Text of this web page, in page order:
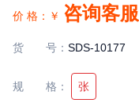
价 格： ￥ 咨询客服
货号 ： SDS-10177
规格 ： 张